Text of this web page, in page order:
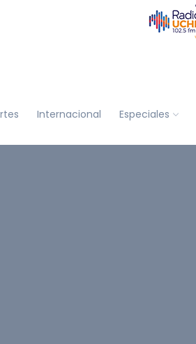
Internacional Especiales